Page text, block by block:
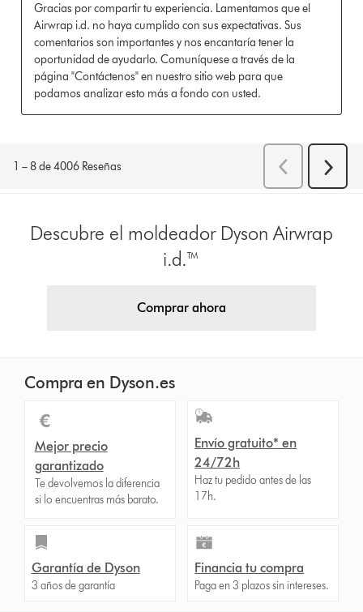
Descubre el moldeador Dyson Airwrap
i.d.™
Comprar ahora
Compra en Dyson.es
Mejor precio
garantizado
Te devolvemos la diferencia
si lo encuentras más barato.
Envío gratuito* en
24/72h
Haz tu pedido antes de las
17h.
Garantía de Dyson
3 años de garantía
Financia tu compra
Paga en 3 plazos sin intereses.